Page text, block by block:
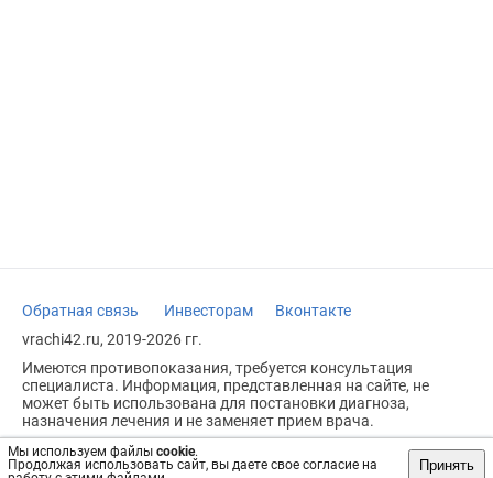
Мы используем файлы cookie.
Продолжая использовать сайт, вы даете свое согласие на
Принять
Обратная связь Инвесторам
Вконтакте
vrachi42.ru, 2019-2026 гг.
Имеются противопоказания, требуется консультация
специалиста. Информация, представленная на сайте, не
может быть использована для постановки диагноза,
назначения лечения и не заменяет прием врача.
Возрастное ограничение: 18+